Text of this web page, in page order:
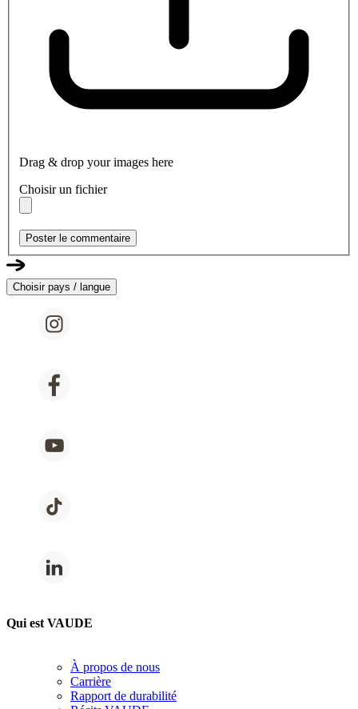
Drag & drop your images here
Choisir un fichier
Poster le commentaire
Choisir pays / langue
Qui est VAUDE
À propos de nous
Carrière
Rapport de durabilité